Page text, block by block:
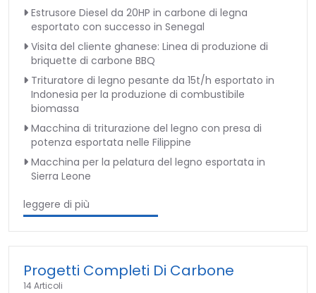
Estrusore Diesel da 20HP in carbone di legna
esportato con successo in Senegal
Visita del cliente ghanese: Linea di produzione di
briquette di carbone BBQ
Trituratore di legno pesante da 15t/h esportato in
Indonesia per la produzione di combustibile
biomassa
Macchina di triturazione del legno con presa di
potenza esportata nelle Filippine
Macchina per la pelatura del legno esportata in
Sierra Leone
leggere di più
Progetti Completi Di Carbone
14 Articoli